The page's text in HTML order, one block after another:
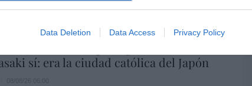
Data Deletion Data Access Privacy Policy
sí: era la ciudad católica del Japón